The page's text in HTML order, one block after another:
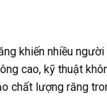
khiến nhiều
cao, kỹ thuật
chất lượng răng